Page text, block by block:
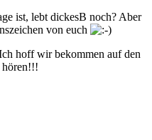
ist, lebt dickesB noch? Aber
von euch
hoff wir bekommen auf den
hören!!!